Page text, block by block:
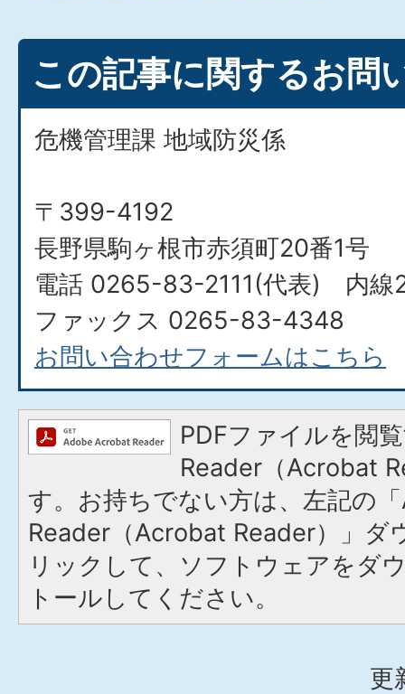
この記事に関するお問
危機管理課 地域防災係
〒399-4192
長野県駒ヶ根市赤須町20番1号
電話 0265-83-2111(代表) 内線
ファックス 0265-83-4348
お問い合わせフォームはこちら
PDFファイルを閲
Reader（Acrobat
す。お持ちでない方は、左記の
Reader（Acrobat Reader）」ダ
リックして、ソフトウェアをダ
トールしてください。
更